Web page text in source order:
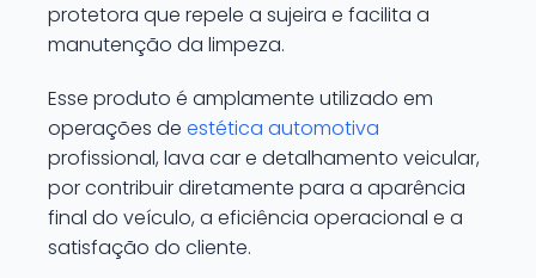
protetora que repele a sujeira e facilita a
manutenção da limpeza.
Esse produto é amplamente utilizado em
operações de estética automotiva
profissional, lava car e detalhamento veicular,
por contribuir diretamente para a aparência
final do veículo, a eficiência operacional e a
satisfação do cliente.